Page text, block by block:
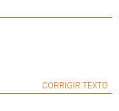
CORRIGIR TEXTO